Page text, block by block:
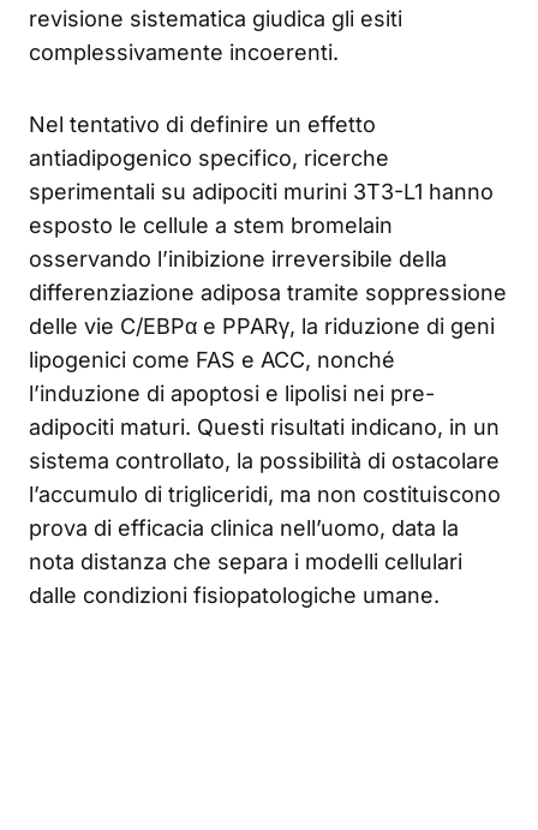
revisione sistematica giudica gli esiti
complessivamente incoerenti.
Nel tentativo di definire un effetto
antiadipogenico specifico, ricerche
sperimentali su adipociti murini 3T3-L1 hanno
esposto le cellule a stem bromelain
osservando l’inibizione irreversibile della
differenziazione adiposa tramite soppressione
delle vie C/EBPα e PPARγ, la riduzione di geni
lipogenici come FAS e ACC, nonché
l’induzione di apoptosi e lipolisi nei pre-
adipociti maturi. Questi risultati indicano, in un
sistema controllato, la possibilità di ostacolare
l’accumulo di trigliceridi, ma non costituiscono
prova di efficacia clinica nell’uomo, data la
nota distanza che separa i modelli cellulari
dalle condizioni fisiopatologiche umane.